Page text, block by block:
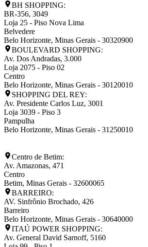
BH SHOPPING:
BR-356, 3049
Loja 25 - Piso Nova Lima
Belvedere
Belo Horizonte, Minas Gerais - 30320900
BOULEVARD SHOPPING:
Av. Dos Andradas, 3.000
Loja 2075 - Piso 02
Centro
Belo Horizonte, Minas Gerais - 30120010
SHOPPING DEL REY:
Av. Presidente Carlos Luz, 3001
Loja 3039 - Piso 3
Pampulha
Belo Horizonte, Minas Gerais - 31250010
Centro de Betim:
Av. Amazonas, 471
Centro
Betim, Minas Gerais - 32600065
BARREIRO:
AV. Sinfrônio Brochado, 426
Barreiro
Belo Horizonte, Minas Gerais - 30640000
ITAÚ POWER SHOPPING:
Av. General David Sarnoff, 5160